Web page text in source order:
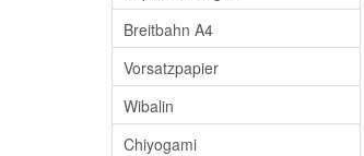
Breitbahn A4
Vorsatzpapier
Wibalin
Chiyogami